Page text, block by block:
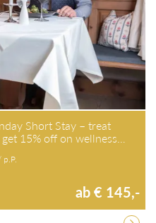
Short Stay – treat
15% off on wellness…
ab € 145,-